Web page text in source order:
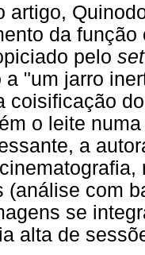
artigo,
da
pelo
a "um jarro
coisificação
o leite
a
(análise com
se
alta de